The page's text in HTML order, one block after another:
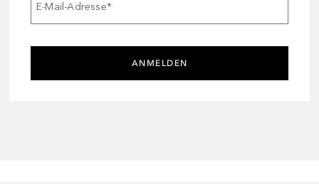
E-Mail-Adresse*
ANMELDEN